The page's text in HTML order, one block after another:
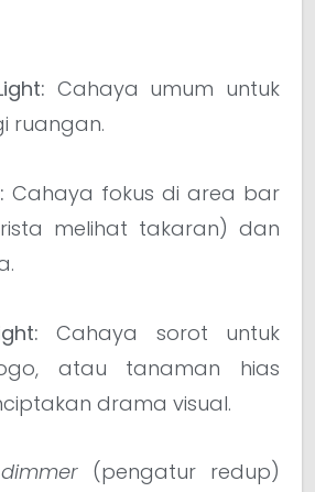
Cahaya umum untuk
ruangan.
Cahaya fokus di area bar
melihat takaran) dan
Cahaya sorot untuk
atau tanaman hias
drama visual.
dimmer (pengatur redup)